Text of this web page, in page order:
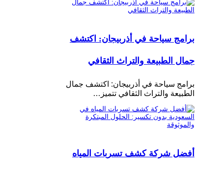
برامج سياحة في أذربيجان: اكتشف
جمال الطبيعة والتراث الثقافي
برامج سياحة في أذربيجان: اكتشف جمال
الطبيعة والتراث الثقافي تتميز…
أفضل شركة كشف تسربات المياه